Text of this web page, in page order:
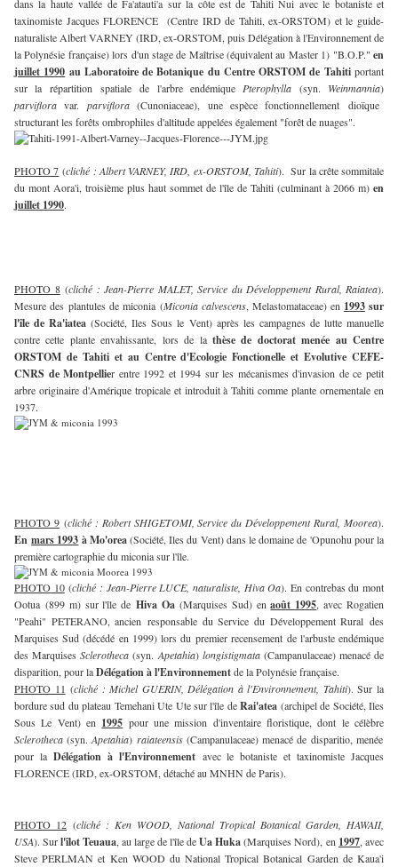
dans la haute vallée de Fa'atauti'a sur la côte est de Tahiti Nui avec le botaniste et
taxinomiste Jacques FLORENCE (Centre IRD de Tahiti, ex-ORSTOM) et le guide-
naturaliste Albert VARNEY (IRD, ex-ORSTOM, puis Délégation à l'Environnement de
la Polynésie française) lors d'un stage de Maîtrise (équivalent au Master 1) "B.O.P." en
juillet 1990 au Laboratoire de Botanique du Centre ORSTOM de Tahitiportant
sur la répartition spatiale de l'arbre endémique Pterophylla (syn. Weinmannia)
parviflora var. parviflora(Cunoniaceae), une espèce fonctionnellement dioïque
structurant les forêts ombrophiles d'altitude appelées également "forêt de nuages".
PHOTO 7 (cliché : Albert VARNEY, IRD, ex-ORSTOM, Tahiti). Sur la crête sommitale
du mont Aora'i, troisième plus haut sommet de l'île de Tahiti (culminant à 2066 m) en
juillet 1990.
PHOTO 8(cliché : Jean-Pierre MALET, Service du Développement Rural, Raiatea).
Mesure des plantules de miconia (Miconia calvescens, Melastomataceae) en 1993sur
l'île de Ra'iatea (Société, Iles Sous le Vent) après les campagnes de lutte manuelle
contre cette plante envahissante, lors de la thèse de doctorat menée au Centre
ORSTOM de Tahiti et au Centre d'Ecologie Fonctionelle et Evolutive CEFE-
CNRS de Montpellier entre 1992 et 1994 sur les mécanismes d'invasion de ce petit
arbre originaire d'Amérique tropicale et introduit à Tahiti comme plante ornementale en
1937.
PHOTO 9(cliché : Robert SHIGETOMI, Service du Développement Rural, Moorea).
Enmars 1993 à Mo'orea(Société, Iles du Vent) dans le domaine de 'Opunohu pour la
première cartographie du miconia sur l'île.
PHOTO 10(cliché : Jean-Pierre LUCE, naturaliste, Hiva Oa). En contrebas du mont
Ootua (899 m) sur l'île de Hiva Oa (Marquises Sud) enaoût 1995, avec Rogatien
"Peahi" PETERANO, ancien responsable du Service du Développement Rural des
Marquises Sud (décédé en 1999) lors du premier recensement de l'arbuste endémique
des MarquisesSclerotheca (syn. Apetahia) longistigmata(Campanulaceae) menacé de
disparition, pour laDélégation à l'Environnementde la Polynésie française.
PHOTO 11 (cliché : Michel GUERIN, Délégation à l'Environnement, Tahiti). Sur la
bordure sud du plateau Temehani Ute Ute sur l'île deRai'atea (archipel de Société, Iles
Sous Le Vent) en 1995 pour une mission d'inventaire floristique, dont le célèbre
Sclerotheca (syn.Apetahia) raiateensis(Campanulaceae) menacé de disparitio, menée
pour la Délégation à l'Environnement avec le botaniste et taxinomiste Jacques
FLORENCE (IRD, ex-ORSTOM, détaché au MNHN de Paris).
PHOTO 12 (cliché : Ken WOOD, National Tropical Botanical Garden, HAWAII,
USA). Surl'îlot Teuaua, au large de l'île deUa Huka(Marquises Nord), en 1997, avec
Steve PERLMAN et Ken WOOD du National Tropical Botanical Garden de Kaua'i